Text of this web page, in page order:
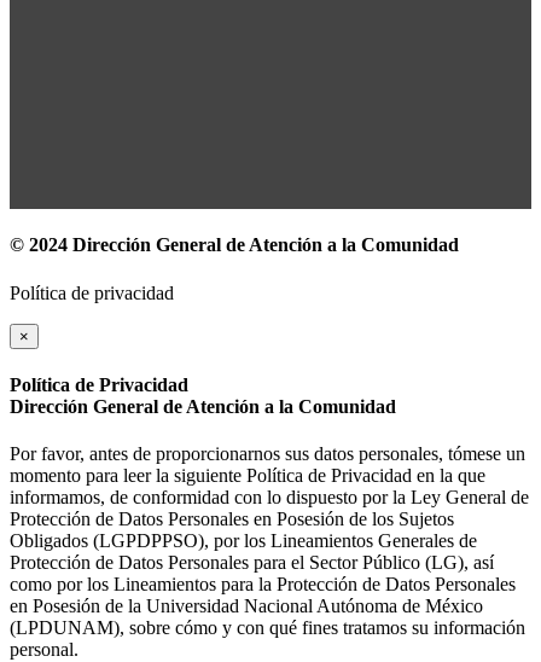
© 2024 Dirección General de Atención a la Comunidad
Política de privacidad
×
Política de Privacidad
Dirección General de Atención a la Comunidad
Por favor, antes de proporcionarnos sus datos personales, tómese un
momento para leer la siguiente Política de Privacidad en la que
informamos, de conformidad con lo dispuesto por la Ley General de
Protección de Datos Personales en Posesión de los Sujetos
Obligados (LGPDPPSO), por los Lineamientos Generales de
Protección de Datos Personales para el Sector Público (LG), así
como por los Lineamientos para la Protección de Datos Personales
en Posesión de la Universidad Nacional Autónoma de México
(LPDUNAM), sobre cómo y con qué fines tratamos su información
personal.